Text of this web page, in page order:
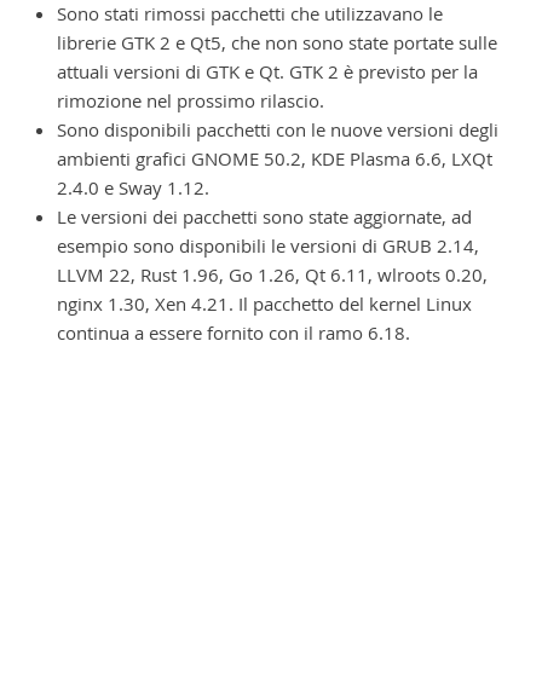
Sono stati rimossi pacchetti che utilizzavano le
librerie GTK 2 e Qt5, che non sono state portate sulle
attuali versioni di GTK e Qt. GTK 2 è previsto per la
rimozione nel prossimo rilascio.
Sono disponibili pacchetti con le nuove versioni degli
ambienti grafici GNOME 50.2, KDE Plasma 6.6, LXQt
2.4.0 e Sway 1.12.
Le versioni dei pacchetti sono state aggiornate, ad
esempio sono disponibili le versioni di GRUB 2.14,
LLVM 22, Rust 1.96, Go 1.26, Qt 6.11, wlroots 0.20,
nginx 1.30, Xen 4.21. Il pacchetto del kernel Linux
continua a essere fornito con il ramo 6.18.